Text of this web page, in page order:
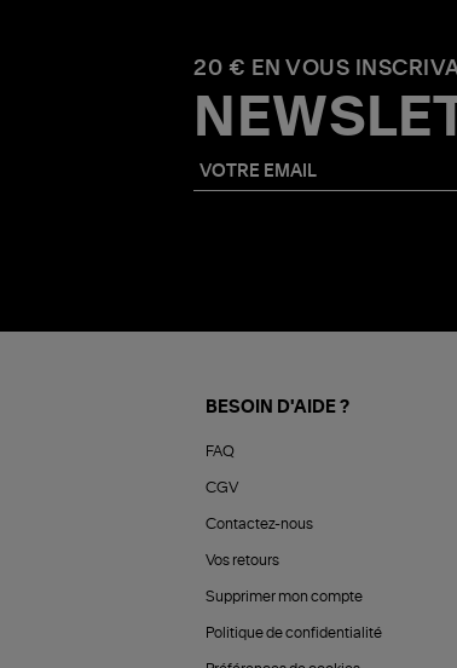
20 € EN VOUS
BESOIN D'AIDE ?
FAQ
CGV
Contactez-nous
Vos retours
Supprimer mon compte
Politique de confidentialité